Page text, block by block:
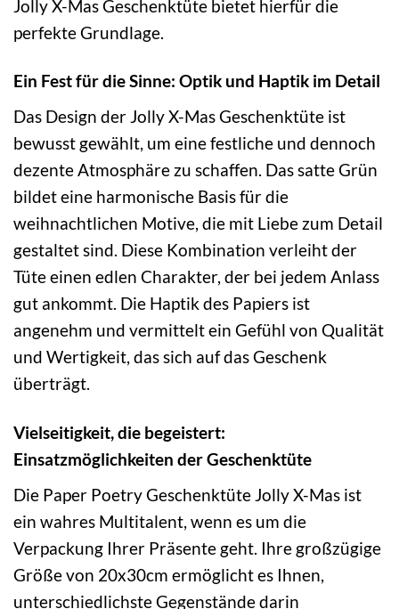
Jolly X-Mas Geschenktüte bietet hierfür die
perfekte Grundlage.
Ein Fest für die Sinne: Optik und Haptik im Detail
Das Design der Jolly X-Mas Geschenktüte ist
bewusst gewählt, um eine festliche und dennoch
dezente Atmosphäre zu schaffen. Das satte Grün
bildet eine harmonische Basis für die
weihnachtlichen Motive, die mit Liebe zum Detail
gestaltet sind. Diese Kombination verleiht der
Tüte einen edlen Charakter, der bei jedem Anlass
gut ankommt. Die Haptik des Papiers ist
angenehm und vermittelt ein Gefühl von Qualität
und Wertigkeit, das sich auf das Geschenk
überträgt.
Vielseitigkeit, die begeistert:
Einsatzmöglichkeiten der Geschenktüte
Die Paper Poetry Geschenktüte Jolly X-Mas ist
ein wahres Multitalent, wenn es um die
Verpackung Ihrer Präsente geht. Ihre großzügige
Größe von 20x30cm ermöglicht es Ihnen,
unterschiedlichste Gegenstände darin